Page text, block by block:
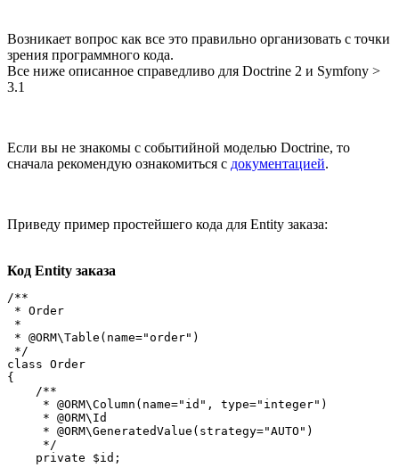
Возникает вопрос как все это правильно организовать с точки
зрения программного кода.
Все ниже описанное справедливо для Doctrine 2 и Symfony >
3.1
Если вы не знакомы с событийной моделью Doctrine, то
сначала рекомендую ознакомиться с документацией.
Приведу пример простейшего кода для Entity заказа:
Код Entity заказа
/**
* Order
*
* @ORM\Table(name="order")
*/
class Order
{
    /**
     * @ORM\Column(name="id", type="integer")
     * @ORM\Id
     * @ORM\GeneratedValue(strategy="AUTO")
     */
    private $id;